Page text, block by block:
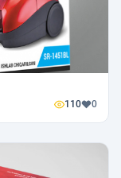
110 0